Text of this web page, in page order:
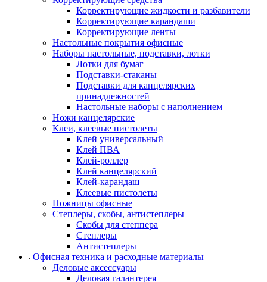
Корректирующие жидкости и разбавители
Корректирующие карандаши
Корректирующие ленты
Настольные покрытия офисные
Наборы настольные, подставки, лотки
Лотки для бумаг
Подставки-стаканы
Подставки для канцелярских
принадлежностей
Настольные наборы с наполнением
Ножи канцелярские
Клеи, клеевые пистолеты
Клей универсальный
Клей ПВА
Клей-роллер
Клей канцелярский
Клей-карандаш
Клеевые пистолеты
Ножницы офисные
Степлеры, скобы, антистеплеры
Скобы для степпера
Степлеры
Антистеплеры
Офисная техника и расходные материалы
Деловые аксессуары
Деловая галантерея